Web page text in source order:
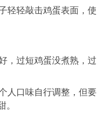
轻敲击鸡蛋表面，使
过短鸡蛋没煮熟，过
口味自行调整，但要